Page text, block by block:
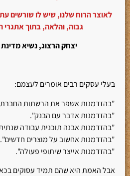
לאוצר הרוח שלנו, שיש לו שורשים
גבוה, והלאה, בתוך אתגרי
יצחק הרצוג, נשיא מדינת
בעלי עסקים רבים אומרים לעצמם:
"בהזדמנות אשפר את הרשתות
"בהזדמנות אדבר עם הבנק".
"בהזדמנות אבנה תוכנית עבודה
"בהזדמנות אחשוב על מוצרים חדשים".
"בהזדמנות אייצר שיתופי פעולה".
אבל האמת היא שהם תמיד עסוקים בכאן